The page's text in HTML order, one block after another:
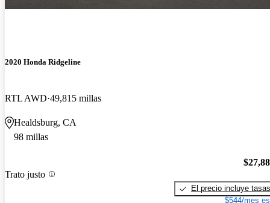
2020 Honda Ridgeline
RTL AWD 49,815 millas
Healdsburg, CA
98 millas
Trato justo
El precio incluye tasas
$544/mes